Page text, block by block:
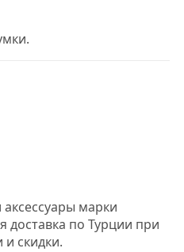
марки
доставка по Турции при
и скидки.